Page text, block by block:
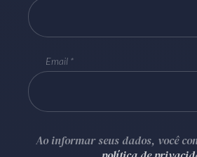
Email
Ao informar seus dados, você